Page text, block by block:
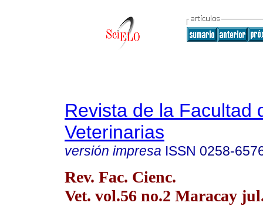
Revista de la Facultad
Veterinarias
versión impresa ISSN 0258-
Rev. Fac. Cienc.
Vet. vol.56 no.2 Maracay